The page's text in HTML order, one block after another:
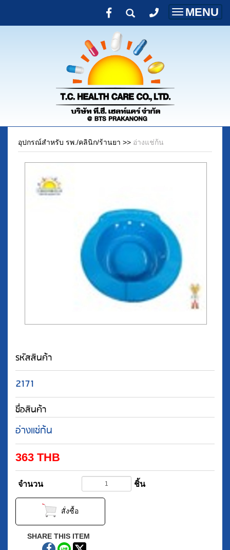
Toggle
MENU
อุปกรณ์สำหรับ รพ./คลินิก/ร้านยา >> อ่างแช่ก้น
รหัสสินค้า
2171
ชื่อสินค้า
อ่างแช่ก้น
363 THB
จำนวน ชิ้น
สั่งซื้อ
SHARE THIS ITEM